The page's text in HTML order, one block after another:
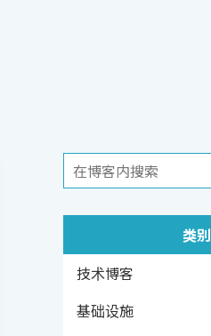
类别
技术博客
基础设施